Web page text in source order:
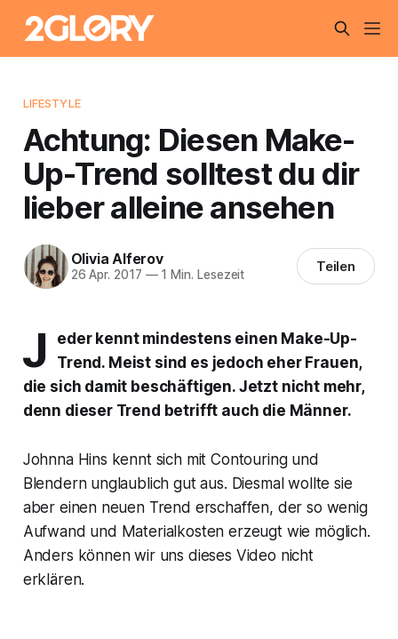
LIFESTYLE
Achtung: Diesen Make-
Up-Trend solltest du dir
lieber alleine ansehen
Olivia Alferov
26 Apr. 2017 —1 Min. Lesezeit Teilen
J
eder kennt mindestens einen Make-Up-
Trend. Meist sind es jedoch eher Frauen,
die sich damit beschäftigen. Jetzt nicht mehr,
denn dieser Trend betrifft auch die Männer.
Johnna Hins kennt sich mit Contouring und
Blendern unglaublich gut aus. Diesmal wollte sie
aber einen neuen Trend erschaffen, der so wenig
Aufwand und Materialkosten erzeugt wie möglich.
Anders können wir uns dieses Video nicht
erklären.